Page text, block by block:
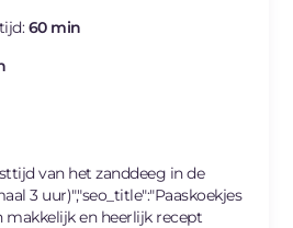
60 min
van het zanddeeg in de
3 uur)","seo_title":"Paaskoekjes
makkelijk en heerlijk recept